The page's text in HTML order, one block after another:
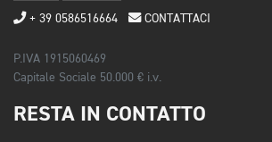
+ 39 0586516664 CONTATTACI
P.IVA 1915060469
Capitale Sociale 50.000 € i.v.
RESTA IN CONTATTO